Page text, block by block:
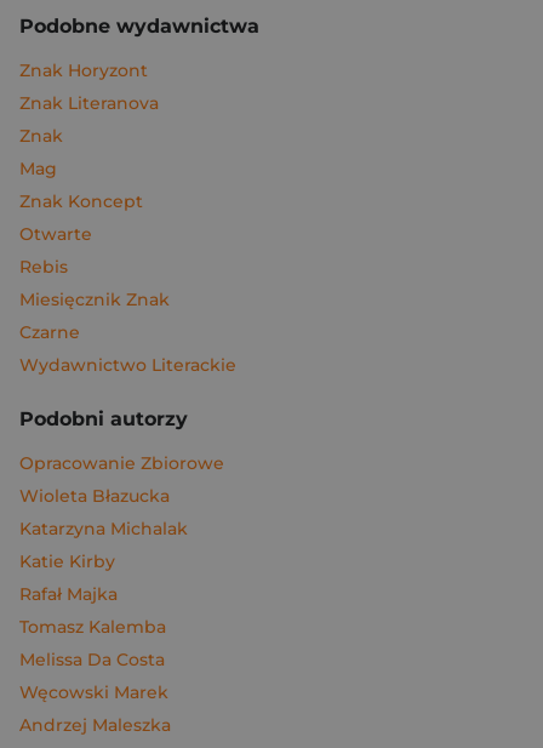
Podobne wydawnictwa
Znak Horyzont
Znak Literanova
Znak
Mag
Znak Koncept
Otwarte
Rebis
Miesięcznik Znak
Czarne
Wydawnictwo Literackie
Podobni autorzy
Opracowanie Zbiorowe
Wioleta Błazucka
Katarzyna Michalak
Katie Kirby
Rafał Majka
Tomasz Kalemba
Melissa Da Costa
Węcowski Marek
Andrzej Maleszka